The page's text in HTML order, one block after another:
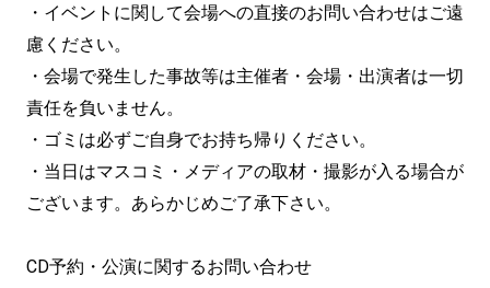
・イベントに関して会場への直接のお問い合わせはご遠
慮ください。
・会場で発生した事故等は主催者・会場・出演者は一切
責任を負いません。
・ゴミは必ずご自身でお持ち帰りください。
・当日はマスコミ・メディアの取材・撮影が入る場合が
ございます。あらかじめご了承下さい。
CD予約・公演に関するお問い合わせ